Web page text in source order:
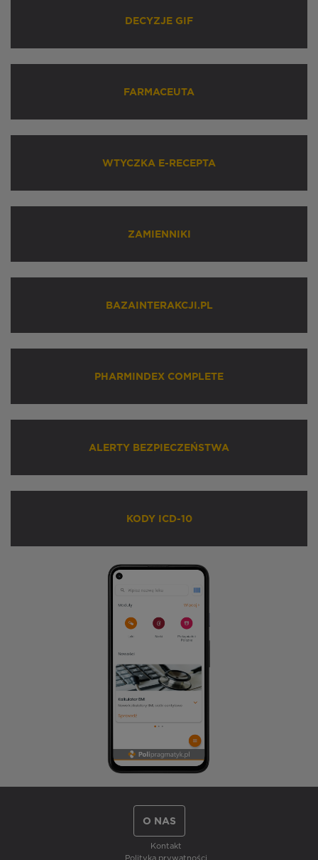
DECYZJE GIF
FARMACEUTA
WTYCZKA E-RECEPTA
ZAMIENNIKI
BAZAINTERAKCJI.PL
PHARMINDEX COMPLETE
ALERTY BEZPIECZEŃSTWA
KODY ICD-10
O NAS
Kontakt